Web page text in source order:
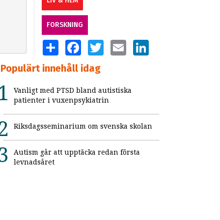
FORSKNING
SHARE FACEBOOKTWITTEREMAIL LINKEDIN
Populärt innehåll idag
Vanligt med PTSD bland autistiska
patienter i vuxenpsykiatrin
Riksdagsseminarium om svenska skolan
Autism går att upptäcka redan första
levnadsåret